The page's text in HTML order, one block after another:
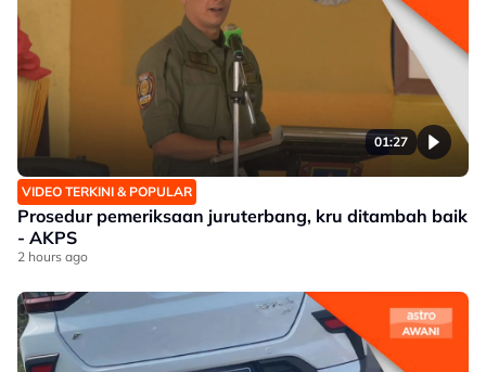
01:27
VIDEO TERKINI & POPULAR
Prosedur pemeriksaan juruterbang, kru ditambah baik
- AKPS
2 hours ago